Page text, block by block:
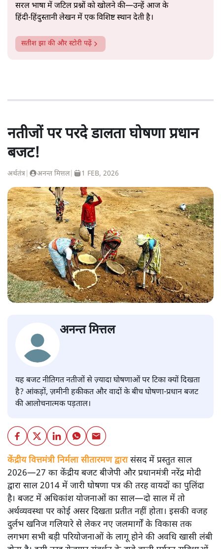
सरल भाषा में जटिल प्रश्नों को खोलने की—उन्हें आज के
हिंदी‑हिंदुस्तानी लेखन में एक विशिष्ट स्थान देती है।
सतीश झा की और स्टोरी पढ़ें
नतीजों पर परदे डालता घोषणा प्रधान
बजट!
अर्थतंत्र अनन्त मित्तल| 1 FEB, 2026
अनन्त मित्तल
यह बजट नीतिगत नतीजों से ज़्यादा घोषणाओं पर टिका क्यों दिखता
है? आंकड़ों, ज़मीनी हकीकत और वादों के बीच घोषणा-प्रधान बजट
की आलोचनात्मक पड़ताल।
केंद्रीय वित्तमंत्री निर्मला सीतारमण द्वारासंसद में प्रस्तुत साल
2026—27 का केंद्रीय बजट बीजेपी और प्रधानमंत्री नरेंद्र मोदी
द्वारा साल 2014 में जारी घोषणा पत्र की तरह वायदों का पुलिंदा
है। बजट में अधिकांश योजनाओं का साल—दो साल में तो
अर्थव्यवस्था पर कोई असर दिखता प्रतीत नहीं होता। इसकी वजह
दुर्लभ खनिज गलियारे से लेकर नए जलमार्गों के विकास तक
लगभग सभी बड़ी परियोजनाओं के लागू होने की अवधि खासी लंबी